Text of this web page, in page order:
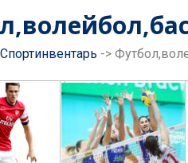
Спортинвентарь ->